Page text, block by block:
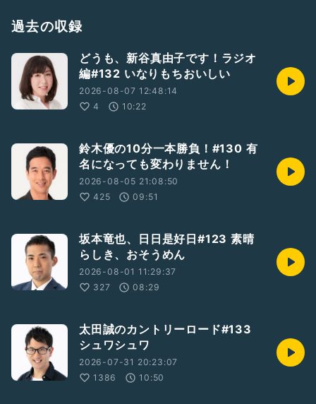
過去の収録
どうも、新谷真由子です！ラジオ
編#132 いなりもちおいしい
2026-08-07 12:48:14
4
10:22
鈴木優の10分一本勝負！#130 有
名になっても変わりません！
2026-08-05 21:08:50
425
09:51
坂本竜也、日日是好日#123 素晴
らしき、おそうめん
2026-08-01 11:29:37
327
08:29
太田誠のカントリーロード#133
シュワシュワ
2026-07-31 20:23:07
1386
10:50